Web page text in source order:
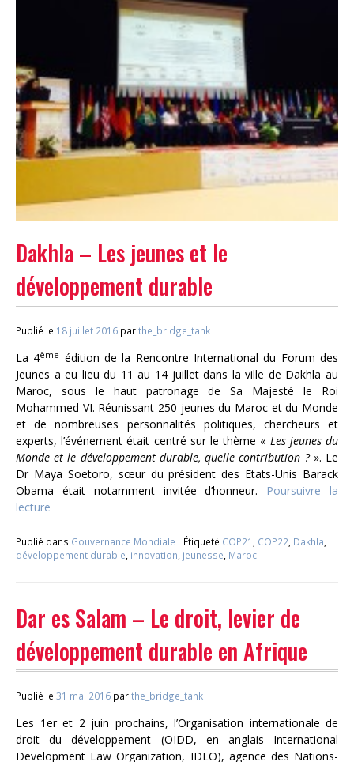
Dakhla – Les jeunes et le
développement durable
Publié le 18 juillet 2016 parthe_bridge_tank
La 4ème édition de la Rencontre International du Forum des
Jeunes a eu lieu du 11 au 14 juillet dans la ville de Dakhla au
Maroc, sous le haut patronage de Sa Majesté le Roi
Mohammed VI. Réunissant 250 jeunes du Maroc et du Monde
et de nombreuses personnalités politiques, chercheurs et
experts, l’événement était centré sur le thème « Les jeunes du
Monde et le développement durable, quelle contribution ?». Le
Dr Maya Soetoro, sœur du président des Etats-Unis Barack
Obama était notamment invitée d’honneur. Poursuivre la
lecture
Publié dans Gouvernance Mondiale Étiqueté COP21 COP22 Dakhla
développement durable innovation jeunesse Maroc
Dar es Salam – Le droit, levier de
développement durable en Afrique
Publié le 31 mai 2016 parthe_bridge_tank
Les 1er et 2 juin prochains, l’Organisation internationale de
droit du développement (OIDD, en anglais International
Development Law Organization, IDLO), agence des Nations-